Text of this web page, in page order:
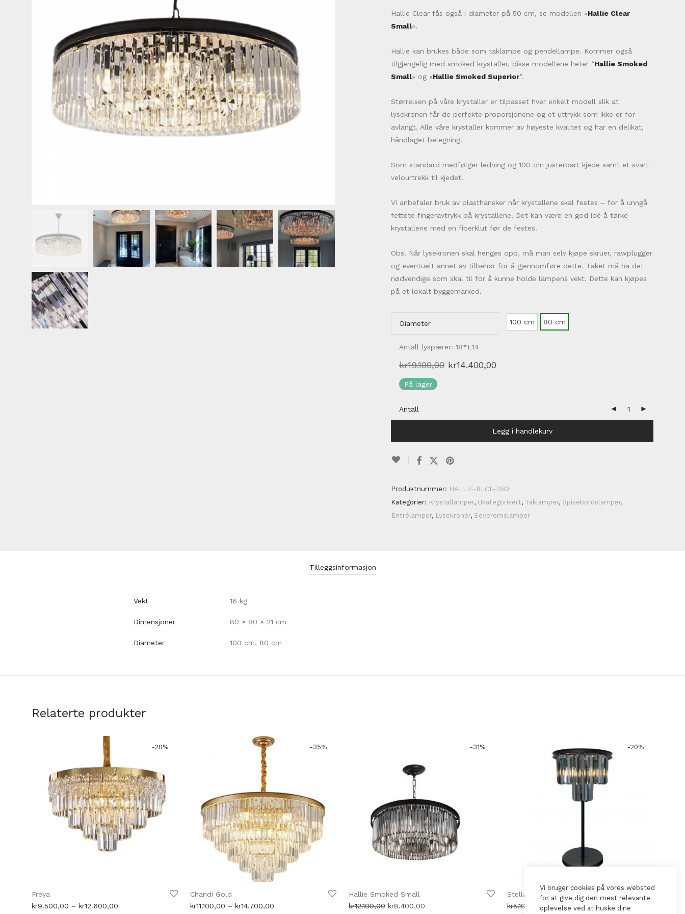
Hallie Clear fås også i diameter på 50 cm, se modellen «Hallie Clear
Small«.
Hallie kan brukes både som taklampe og pendellampe. Kommer også
tilgjengelig med smoked krystaller, disse modellene heter “Hallie Smoked
Small» og «Hallie Smoked Superior”.
Størrelsen på våre krystaller er tilpasset hver enkelt modell slik at
lysekronen får de perfekte proporsjonene og et uttrykk som ikke er for
avlangt. Alle våre krystaller kommer av høyeste kvalitet og har en delikat,
håndlaget belegning.
Som standard medfølger ledning og 100 cm justerbart kjede samt et svart
velourtrekk til kjedet.
Vi anbefaler bruk av plasthansker når krystallene skal festes – for å unngå
fettete fingeravtrykk på krystallene. Det kan være en god idé å tørke
krystallene med en fiberklut før de festes.
Obs! Når lysekronen skal henges opp, må man selv kjøpe skruer, rawplugger
og eventuelt annet av tilbehør for å gjennomføre dette. Taket må ha det
nødvendige som skal til for å kunne holde lampens vekt. Dette kan kjøpes
på et lokalt byggemarked.
Diameter 100 cm 80 cm
Antall lyspærer: 18*E14
kr19.100,00 Opprinnelig
kr14.400,00
På lager
Antall
Legg i handlekurv
Produktnummer: HALLIE-BLCL-D80
Kategorier: Krystallamper, Ukategorisert, Taklamper, Spisebordslamper,
Entrélamper, Lysekroner, Soveromslamper
Tilleggsinformasjon
Vekt 16 kg
Dimensjoner 80 × 80 × 21 cm
Diameter 100 cm, 80 cm
Relaterte produkter
-20%
Freya
kr9.500,00 – kr12.600,00
-35%
Chandi Gold
kr11.100,00 – kr14.700,00
-31%
Hallie Smoked Small
kr12.100,00 Opprinnelig
kr8.400,00
-20%
Stella Bordlampe med marmorfot
kr5.100,00 Opprinnelig
kr4.100,00Nåværende
Vi bruger cookies på vores websted
for at give dig den mest relevante
oplevelse ved at huske dine